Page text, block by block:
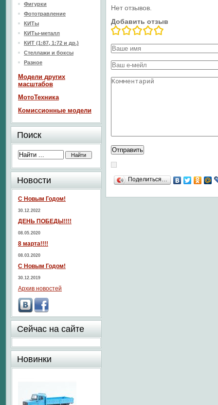
Нет отзывов.
Добавить отзыв
Поделиться…
Фигурки
Фототравление
КИТы
КИТы-металл
КИТ (1:87, 1:72 и др.)
Стеллажи и боксы
Разное
Модели других
масштабов
МотоТехника
Комиссионные модели
Поиск
Новости
С Новым Годом!
30.12.2022
ДЕНЬ ПОБЕДЫ!!!!
08.05.2020
8 марта!!!!
08.03.2020
С Новым Годом!
30.12.2019
Архив новостей
Сейчас на сайте
Новинки